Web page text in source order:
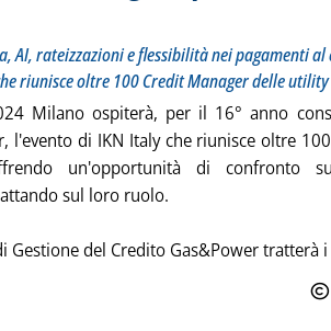
AI, rateizzazioni e flessibilità nei pagamenti
riunisce oltre 100 Credit Manager delle
Milano ospiterà, per il 16° anno
l'evento di IKN Italy che riunisce oltre
un'opportunità di confronto
sul loro ruolo.
Gestione del Credito Gas&Power tratterà